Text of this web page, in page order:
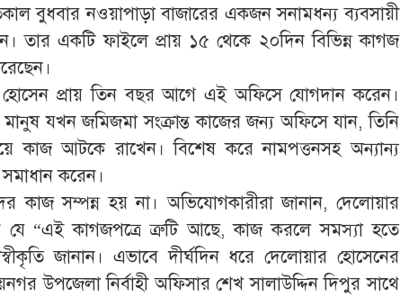
বুধবার নওয়াপাড়া বাজারের একজন সনামধন্য ব্যবসায়ী
একটি ফাইলে প্রায় ১৫ থেকে ২০দিন বিভিন্ন কাগজ
হোসেন প্রায় তিন বছর আগে এই অফিসে যোগদান করেন।
যখন জমিজমা সংক্রান্ত কাজের জন্য অফিসে যান, তিনি
কাজ আটকে রাখেন। বিশেষ করে নামপত্তনসহ অন্যান্য
করেন।
কাজ সম্পন্ন হয় না। অভিযোগকারীরা জানান, দেলোয়ার
যে “এই কাগজপত্রে ত্রুটি আছে, কাজ করলে সমস্যা হতে
জানান। এভাবে দীর্ঘদিন ধরে দেলোয়ার হোসেনের
উপজেলা নির্বাহী অফিসার শেখ সালাউদ্দিন দিপুর সাথে